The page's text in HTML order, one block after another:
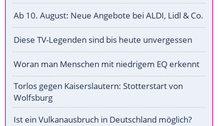
Ab 10. August: Neue Angebote bei ALDI, Lidl & Co.
Diese TV-Legenden sind bis heute unvergessen
Woran man Menschen mit niedrigem EQ erkennt
Torlos gegen Kaiserslautern: Stotterstart von
Wolfsburg
Ist ein Vulkanausbruch in Deutschland möglich?